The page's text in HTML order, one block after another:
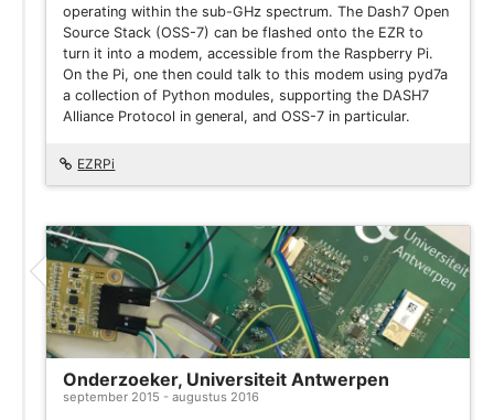
operating within the sub-GHz spectrum. The Dash7 Open
Source Stack (OSS-7) can be flashed onto the EZR to
turn it into a modem, accessible from the Raspberry Pi.
On the Pi, one then could talk to this modem using pyd7a
a collection of Python modules, supporting the DASH7
Alliance Protocol in general, and OSS-7 in particular.
EZRPi
Onderzoeker, Universiteit Antwerpen
september 2015 - augustus 2016